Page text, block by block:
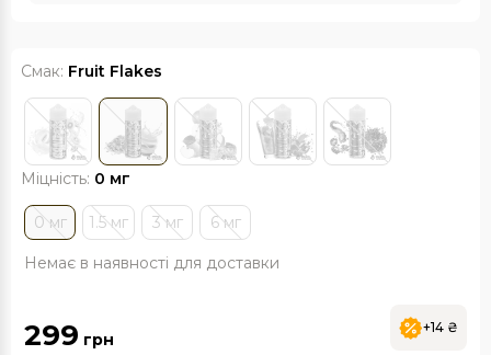
Смак: Fruit Flakes
Міцність: 0 мг
0 мг 1.5 мг 3 мг 6 мг
Немає в наявності для доставки
299 грн
+14 ₴